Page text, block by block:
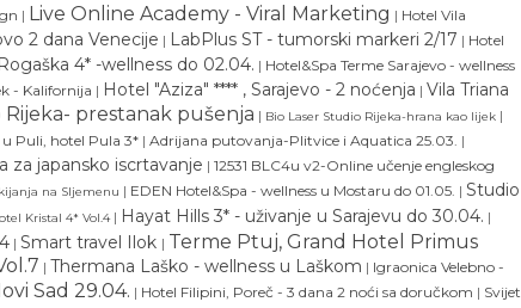
| Live Online Academy - Viral Marketing | Hotel Vila
2 dana Venecije | LabPlus ST - tumorski markeri 2/17 | Hotel
4* -wellness do 02.04. | Hotel&Spa Terme Sarajevo - wellness
- Kalifornija | Hotel "Aziza" **** , Sarajevo - 2 noćenja | Vila Triana
Rijeka- prestanak pušenja | Bio Laser Studio Rijeka-hrana kao lijek |
Puli, hotel Pula 3* | Adrijana putovanja-Plitvice i Aquatica 25.03. |
za japansko iscrtavanje | 12531 BLC4u v2-Online učenje engleskog
na Sljemenu | EDEN Hotel&Spa - wellness u Mostaru do 01.05. | Studio
Kristal 4* Vol.4 | Hayat Hills 3* - uživanje u Sarajevu do 30.04. |
| Smart travel Ilok | Terme Ptuj, Grand Hotel Primus
| Thermana Laško - wellness u Laškom | Igraonica Velebno -
Sad 29.04. | Hotel Filipini, Poreč - 3 dana 2 noći sa doručkom | Svijet